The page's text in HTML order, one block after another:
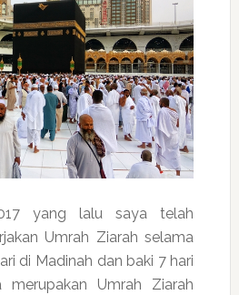
yang lalu saya telah
Umrah Ziarah selama
di Madinah dan baki 7 hari
Umrah Ziarah